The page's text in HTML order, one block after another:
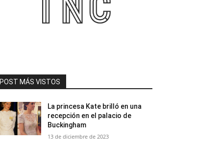
POST MÁS VISTOS
La princesa Kate brilló en una
recepción en el palacio de
Buckingham
13 de diciembre de 2023